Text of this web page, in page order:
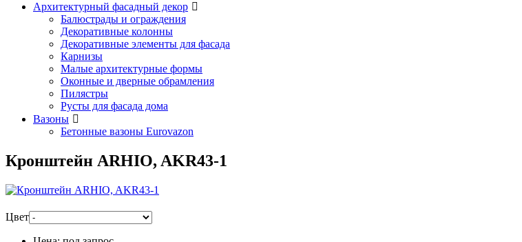
Архитектурный фасадный декор
Балюстрады и ограждения
Декоративные колонны
Декоративные элементы для фасада
Карнизы
Малые архитектурные формы
Оконные и дверные обрамления
Пилястры
Русты для фасада дома
Вазоны
Бетонные вазоны Eurovazon
Кронштейн ARHIO, AKR43-1
Цвет